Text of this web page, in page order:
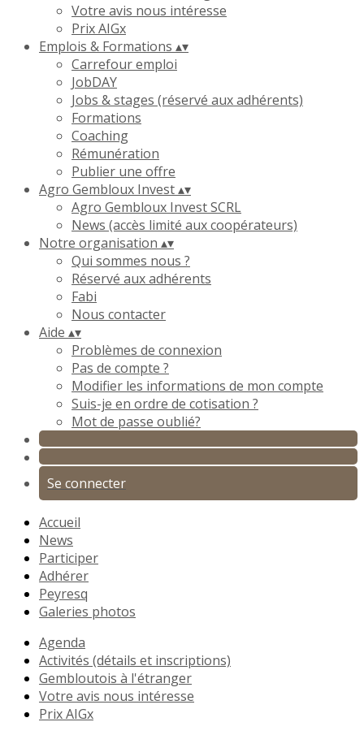
Votre avis nous intéresse
Prix AIGx
Emplois & Formations ▴▾
Carrefour emploi
JobDAY
Jobs & stages (réservé aux adhérents)
Formations
Coaching
Rémunération
Publier une offre
Agro Gembloux Invest▴▾
Agro Gembloux Invest SCRL
News (accès limité aux coopérateurs)
Notre organisation ▴▾
Qui sommes nous ?
Réservé aux adhérents
Fabi
Nous contacter
Aide ▴▾
Problèmes de connexion
Pas de compte ?
Modifier les informations de mon compte
Suis-je en ordre de cotisation ?
Mot de passe oublié?
Se connecter
Accueil
News
Participer
Adhérer
Peyresq
Galeries photos
Agenda
Activités (détails et inscriptions)
Gembloutois à l'étranger
Votre avis nous intéresse
Prix AIGx